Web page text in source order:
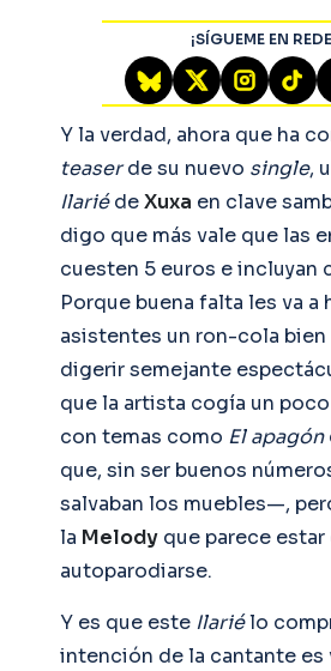
¡SÍGUEME EN
Y la verdad, ahora que ha
teaserde su nuevo single,
IlariédeXuxa en clave
digo que más vale que las
cuesten 5 euros e incluyan
Porque buena falta les va a
asistentes un ron-cola
digerir semejante
que la artista cogía un
con temas como El apagón
que, sin ser buenos
salvaban los muebles—,
la Melody que parece estar
autoparodiarse.
Y es que este Ilariélo
intención de la cantante es